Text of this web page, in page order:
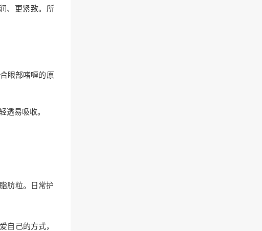
、更紧致。所
眼部啫喱的原
透易吸收。
肪粒。日常护
自己的方式，